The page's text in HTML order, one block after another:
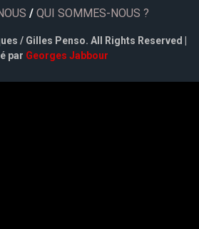
/ QUI SOMMES-NOUS ?
/ Gilles Penso. All Rights Reserved |
par Georges Jabbour